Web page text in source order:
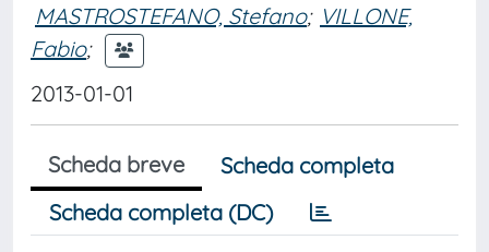
MASTROSTEFANO, Stefano; VILLONE,
Fabio;
2013-01-01
Scheda breve
Scheda completa
Scheda completa (DC)